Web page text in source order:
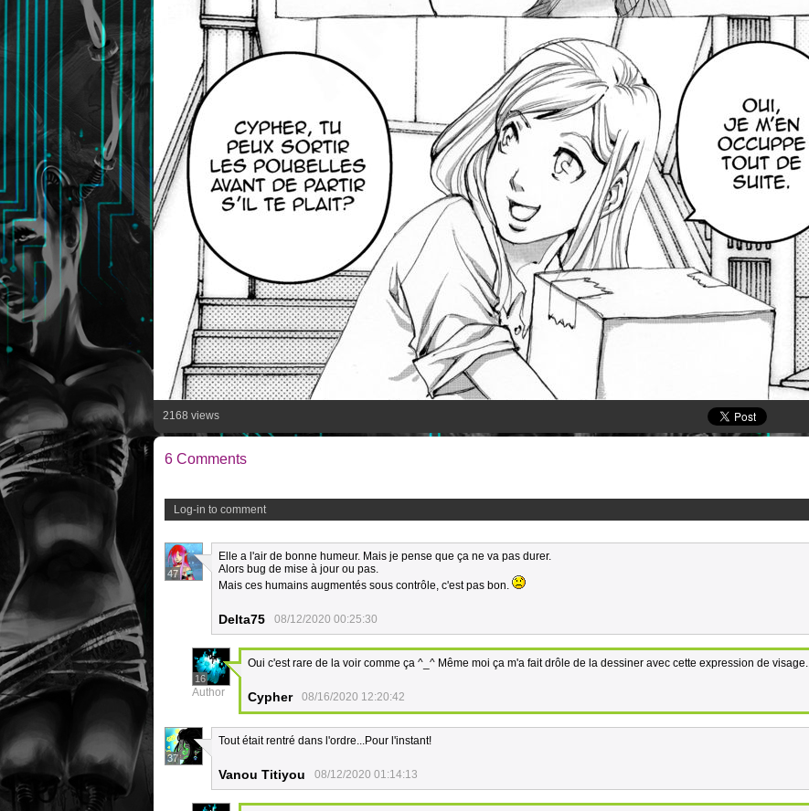
2168 views
6 Comments
Log-in to comment
47
Elle a l'air de bonne humeur. Mais je pense que ça ne va pas durer.
Alors bug de mise à jour ou pas.
Mais ces humains augmentés sous contrôle, c'est pas bon.
Delta75 08/12/2020 00:25:30
16
Author
Oui c'est rare de la voir comme ça ^_^ Même moi ça m'a fait drôle de la dessiner avec cette expression de visage.
Cypher 08/16/2020 12:20:42
37
Tout était rentré dans l'ordre...Pour l'instant!
Vanou Titiyou 08/12/2020 01:14:13